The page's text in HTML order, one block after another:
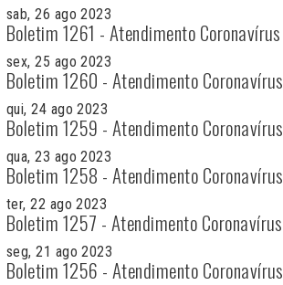
sab, 26 ago 2023
Boletim 1261 - Atendimento Coronavírus
sex, 25 ago 2023
Boletim 1260 - Atendimento Coronavírus
qui, 24 ago 2023
Boletim 1259 - Atendimento Coronavírus
qua, 23 ago 2023
Boletim 1258 - Atendimento Coronavírus
ter, 22 ago 2023
Boletim 1257 - Atendimento Coronavírus
seg, 21 ago 2023
Boletim 1256 - Atendimento Coronavírus